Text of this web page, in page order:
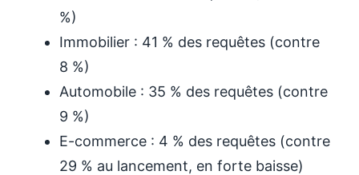
%)
Immobilier : 41 % des requêtes (contre
8 %)
Automobile : 35 % des requêtes (contre
9 %)
E-commerce : 4 % des requêtes (contre
29 % au lancement, en forte baisse)